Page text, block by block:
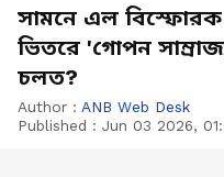
সামনে এল
ভিতরে 'গোপন
চলত?
Author : ANB Web Desk
Published : Jun 03 2026,